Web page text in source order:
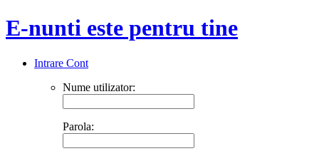
E-nunti este pentru tine
Intrare Cont
Nume utilizator:
Parola: